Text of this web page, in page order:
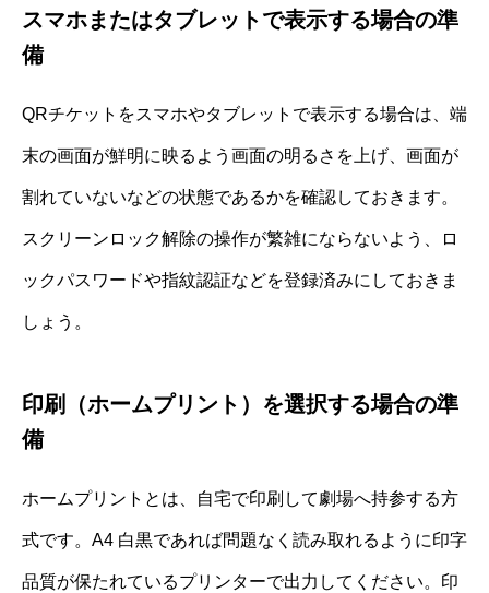
スマホまたはタブレットで表示する場合の準
備
QRチケットをスマホやタブレットで表示する場合は、端
末の画面が鮮明に映るよう画面の明るさを上げ、画面が
割れていないなどの状態であるかを確認しておきます。
スクリーンロック解除の操作が繁雑にならないよう、ロ
ックパスワードや指紋認証などを登録済みにしておきま
しょう。
印刷（ホームプリント）を選択する場合の準
備
ホームプリントとは、自宅で印刷して劇場へ持参する方
式です。A4 白黒であれば問題なく読み取れるように印字
品質が保たれているプリンターで出力してください。印